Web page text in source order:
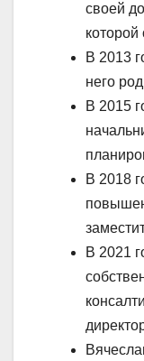
своей
которой
В 2013
него
В 2015
В 2018
В 2021